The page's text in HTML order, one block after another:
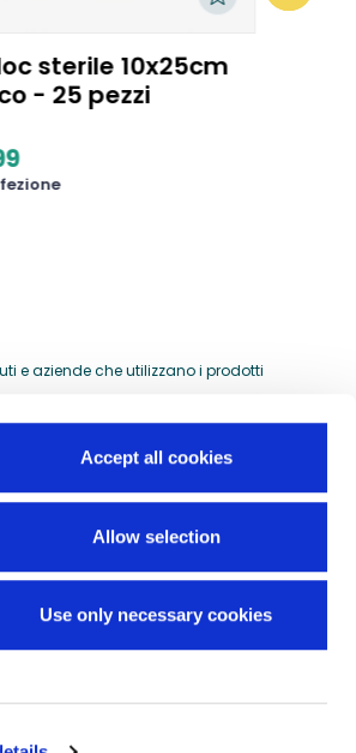
Accept all cookies
Allow selection
Use only necessary cookies
sterile 10x25cm
- 25 pezzi
e aziende che utilizzano i prodotti
all'acquisto
per ordini speciali
frequenti
del sito